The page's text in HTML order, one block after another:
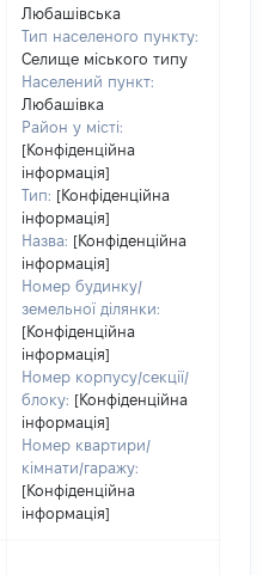
Любашівська
Тип населеного пункту:
Селище міського типу
Населений пункт:
Любашівка
Район у місті:
[Конфіденційна
інформація]
Тип: [Конфіденційна
інформація]
Назва: [Конфіденційна
інформація]
Номер будинку/
земельної ділянки:
[Конфіденційна
інформація]
Номер корпусу/секції/
блоку: [Конфіденційна
інформація]
Номер квартири/
кімнати/гаражу:
[Конфіденційна
інформація]